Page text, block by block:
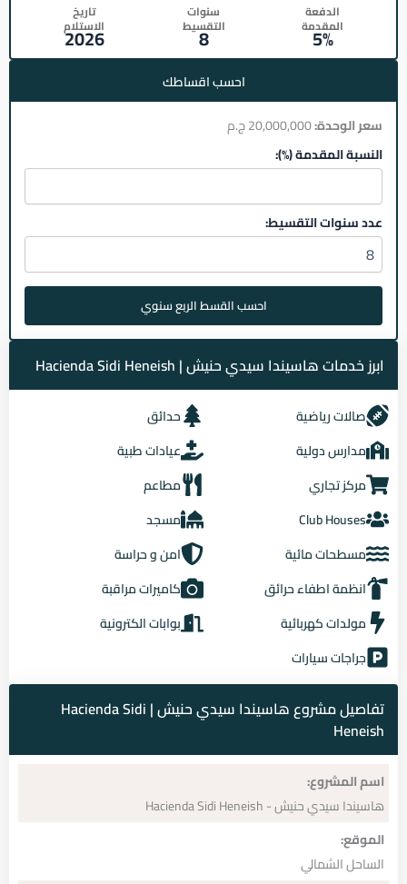
الدفعة
المقدمة
5%
سنوات
التقسيط
8
تاريخ
الاستلام
2026
احسب اقساطك
سعر الوحدة:
النسبة المقدمة (%):
عدد سنوات التقسيط:
احسب القسط الربع سنوي
ابرز خدمات هاسيندا سيدي حنيش | Hacienda Sidi Heneish
صالات رياضية
حدائق
مدارس دولية
عيادات طبية
مركز تجاري
مطاعم
Club Houses
مسجد
مسطحات مائية
امن و حراسة
انظمة اطفاء حرائق
كاميرات مراقبة
مولدات كهربائية
بوابات الكترونية
جراجات سيارات
تفاصيل مشروع هاسيندا سيدي حنيش | Hacienda Sidi
Heneish
اسم المشروع:
هاسيندا سيدي حنيش - Hacienda Sidi Heneish
الموقع:
الساحل الشمالي